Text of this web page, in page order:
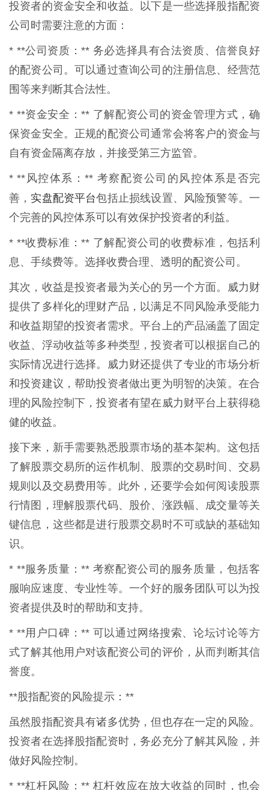
投资者的资金安全和收益。以下是一些选择股指配资
公司时需要注意的方面：
* **公司资质：** 务必选择具有合法资质、信誉良好
的配资公司。可以通过查询公司的注册信息、经营范
围等来判断其合法性。
* **资金安全：** 了解配资公司的资金管理方式，确
保资金安全。正规的配资公司通常会将客户的资金与
自有资金隔离存放，并接受第三方监管。
* **风控体系：** 考察配资公司的风控体系是否完
善， 实盘配资平台包括止损线设置、风险预警等。一
个完善的风控体系可以有效保护投资者的利益。
* **收费标准：** 了解配资公司的收费标准，包括利
息、手续费等。选择收费合理、透明的配资公司。
其次，收益是投资者最为关心的另一个方面。威力财
提供了多样化的理财产品，以满足不同风险承受能力
和收益期望的投资者需求。平台上的产品涵盖了固定
收益、浮动收益等多种类型，投资者可以根据自己的
实际情况进行选择。威力财还提供了专业的市场分析
和投资建议，帮助投资者做出更为明智的决策。在合
理的风险控制下，投资者有望在威力财平台上获得稳
健的收益。
接下来，新手需要熟悉股票市场的基本架构。这包括
了解股票交易所的运作机制、股票的交易时间、交易
规则以及交易费用等。此外，还要学会如何阅读股票
行情图，理解股票代码、股价、涨跌幅、成交量等关
键信息，这些都是进行股票交易时不可或缺的基础知
识。
* **服务质量：** 考察配资公司的服务质量，包括客
服响应速度、专业性等。一个好的服务团队可以为投
资者提供及时的帮助和支持。
* **用户口碑：** 可以通过网络搜索、论坛讨论等方
式了解其他用户对该配资公司的评价，从而判断其信
誉度。
**股指配资的风险提示：**
虽然股指配资具有诸多优势，但也存在一定的风险。
投资者在选择股指配资时，务必充分了解其风险，并
做好风险控制。
* **杠杆风险：** 杠杆效应在放大收益的同时，也会